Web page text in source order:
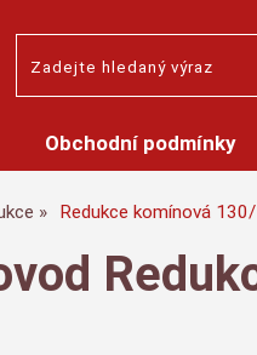
Obchodní podmínky
Redukce komínová